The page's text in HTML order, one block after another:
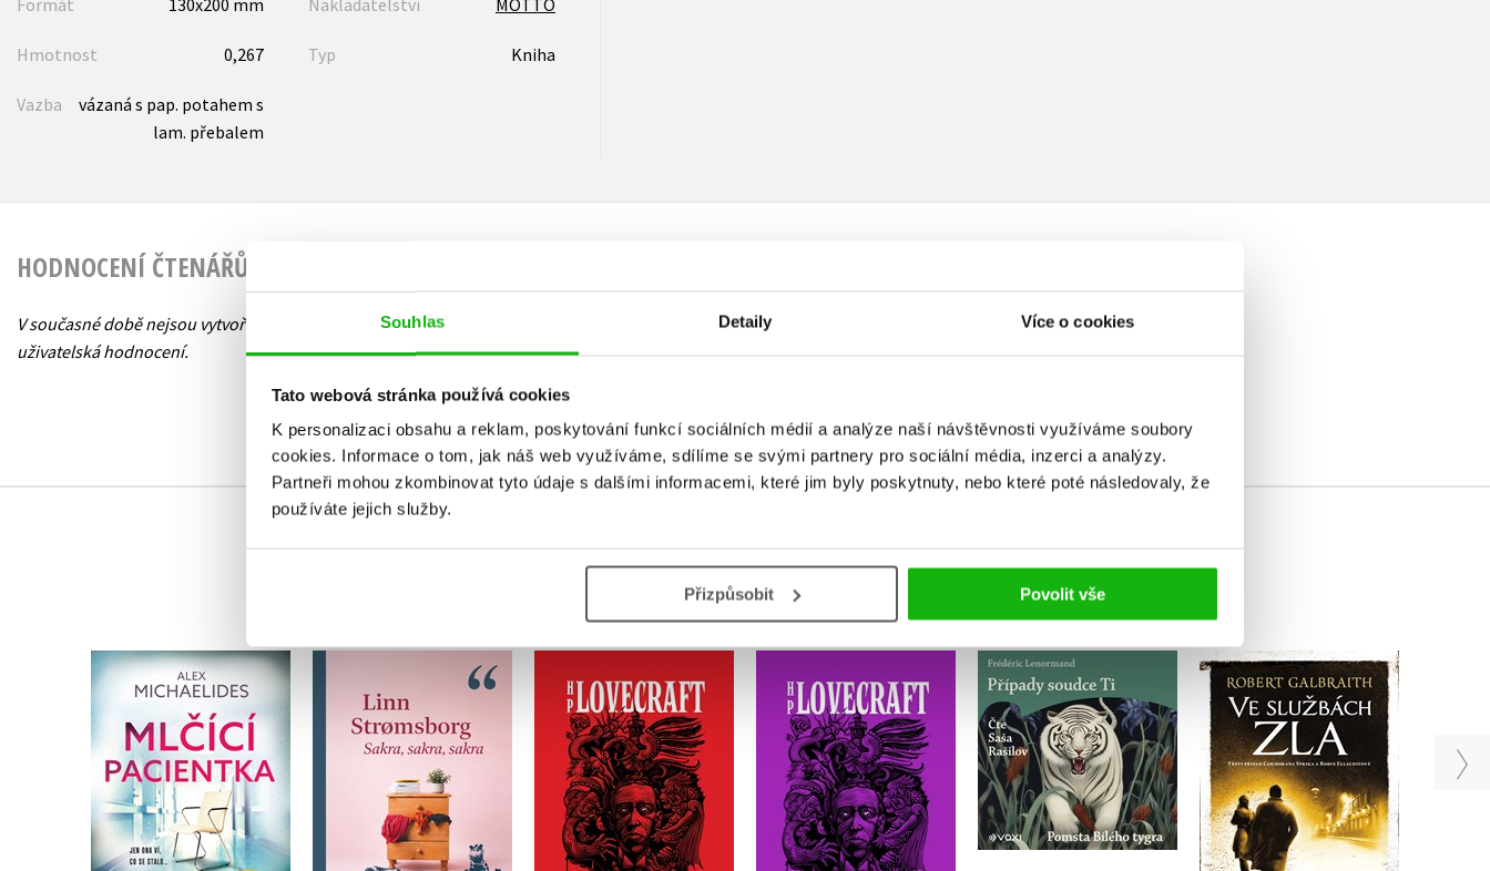
Souhlas Detaily Více o cookies
Tato webová stránka používá cookies
K personalizaci obsahu a reklam, poskytování funkcí sociálních médií a analýze naší návštěvnosti využíváme soubory
cookies. Informace o tom, jak náš web využíváme, sdílíme se svými partnery pro sociální média, inzerci a analýzy.
Partneři mohou zkombinovat tyto údaje s dalšími informacemi, které jim byly poskytnuty, nebo které poté následovaly, že
používáte jejich služby.
Přizpůsobit Povolit vše
Hmotnost 0,267 Typ Kniha
Vazba
vázaná s pap. potahem s
lam. přebalem
HODNOCENÍ ČTENÁŘŮ
V současné době nejsou vytvořena žádná
uživatelská hodnocení.
Přihlásit
MOHLO BY VÁS TAKÉ ZAJÍMAT
Mlčící pacientka
Alex Michaelides
Do košíku
Sakra, sakra, sakra
Linn Stromsborg
Hrobka - Příběhy a vize
z let 1917-1920
Ondřej Müller
,
Josef Škvorecký
Stín z času. Příběhy a
střípky z let 1931-1935
Případy soudce Ti:
Pomsta Bílého tygra
(audiokniha na CD)
Frédéric Lenormand
Ve službách zla
Robert Galbraith
(pseudonym J. K.
Rowlingové)